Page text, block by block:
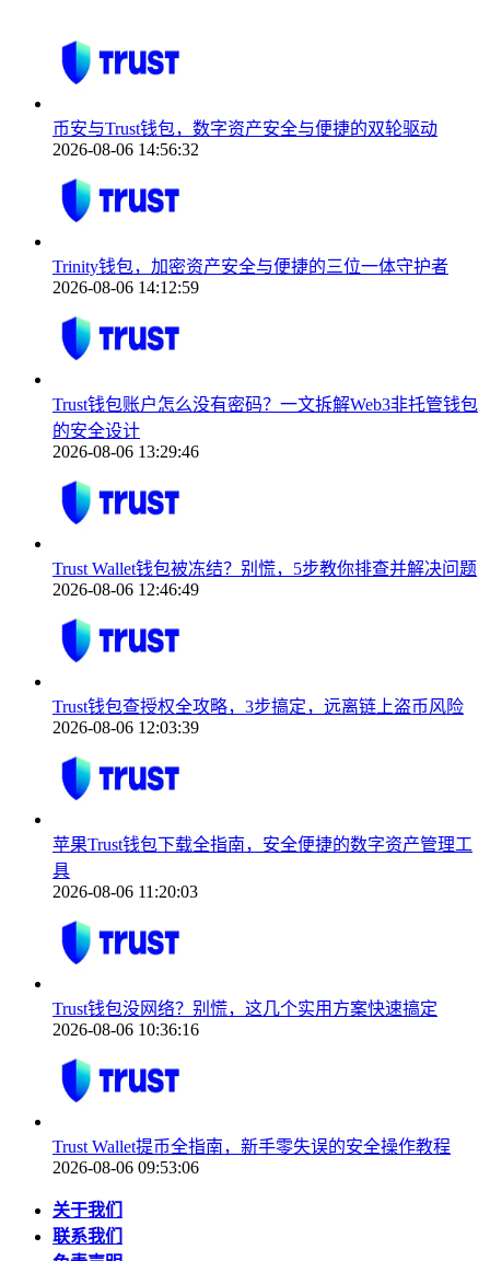
币安与Trust钱包，数字资产安全与便捷的双轮驱动
2026-08-06 14:56:32
Trinity钱包，加密资产安全与便捷的三位一体守护者
2026-08-06 14:12:59
Trust钱包账户怎么没有密码？一文拆解Web3非托管钱包
的安全设计
2026-08-06 13:29:46
Trust Wallet钱包被冻结？别慌，5步教你排查并解决问题
2026-08-06 12:46:49
Trust钱包查授权全攻略，3步搞定，远离链上盗币风险
2026-08-06 12:03:39
苹果Trust钱包下载全指南，安全便捷的数字资产管理工
具
2026-08-06 11:20:03
Trust钱包没网络？别慌，这几个实用方案快速搞定
2026-08-06 10:36:16
Trust Wallet提币全指南，新手零失误的安全操作教程
2026-08-06 09:53:06
关于我们
联系我们